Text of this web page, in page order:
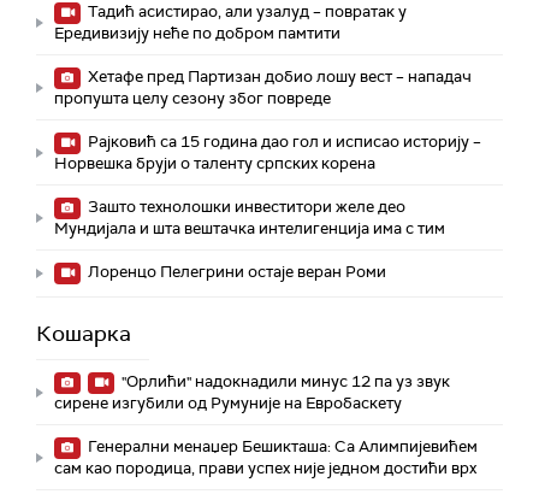
Тадић асистирао, али узалуд – повратак у
Ередивизију неће по добром памтити
Хетафе пред Партизан добио лошу вест – нападач
пропушта целу сезону због повреде
Рајковић са 15 година дао гол и исписао историју –
Норвешка бруји о таленту српских корена
Зашто технолошки инвеститори желе део
Мундијала и шта вештачка интелигенција има с тим
Лоренцо Пелегрини остаје веран Роми
Кошарка
"Орлићи" надокнадили минус 12 па уз звук
сирене изгубили од Румуније на Евробаскету
Генерални менаџер Бешикташа: Са Алимпијевићем
сам као породица, прави успех није једном достићи врх